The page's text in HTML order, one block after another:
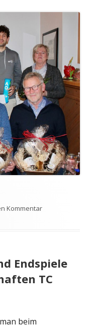
Kommentarzu Die
Endspiele
TC
beim